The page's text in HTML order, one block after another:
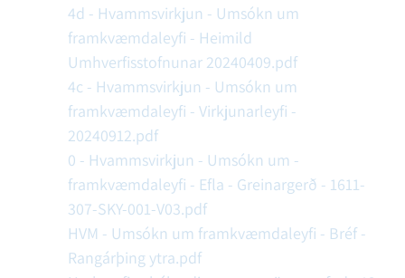
4d - Hvammsvirkjun - Umsókn um
framkvæmdaleyfi - Heimild
Umhverfisstofnunar 20240409.pdf
4c - Hvammsvirkjun - Umsókn um
framkvæmdaleyfi - Virkjunarleyfi -
20240912.pdf
0 - Hvammsvirkjun - Umsókn um -
framkvæmdaleyfi - Efla - Greinargerð - 1611-
307-SKY-001-V03.pdf
HVM - Umsókn um framkvæmdaleyfi - Bréf -
Rangárþing ytra.pdf